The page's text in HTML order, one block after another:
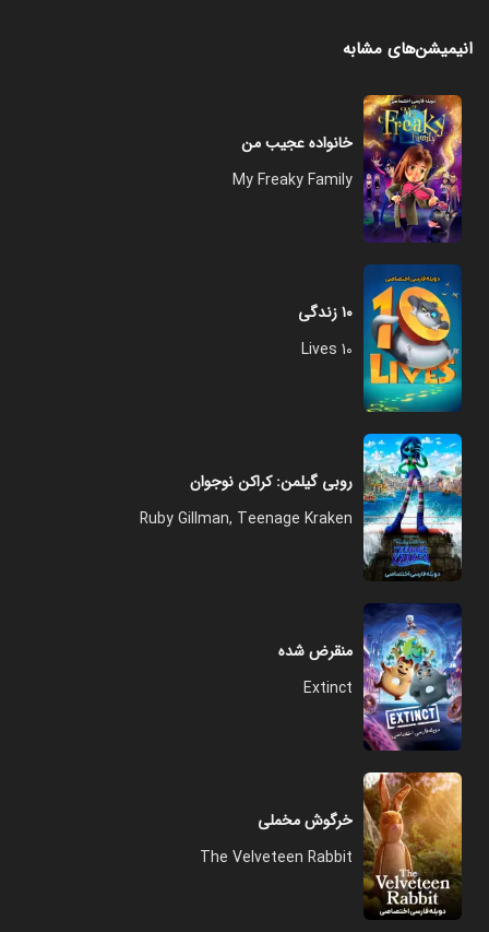
انیمیشن‌های مشابه
خانواده عجیب من
My Freaky Family
۱۰ زندگی
10 Lives
روبی گیلمن: کراکن نوجوان
Ruby Gillman, Teenage Kraken
منقرض شده
Extinct
خرگوش مخملی
The Velveteen Rabbit